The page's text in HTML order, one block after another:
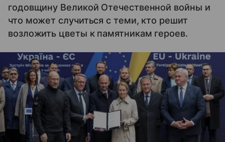
годовщину Великой Отечественной войны и
что может случиться с теми, кто решит
возложить цветы к памятникам героев.